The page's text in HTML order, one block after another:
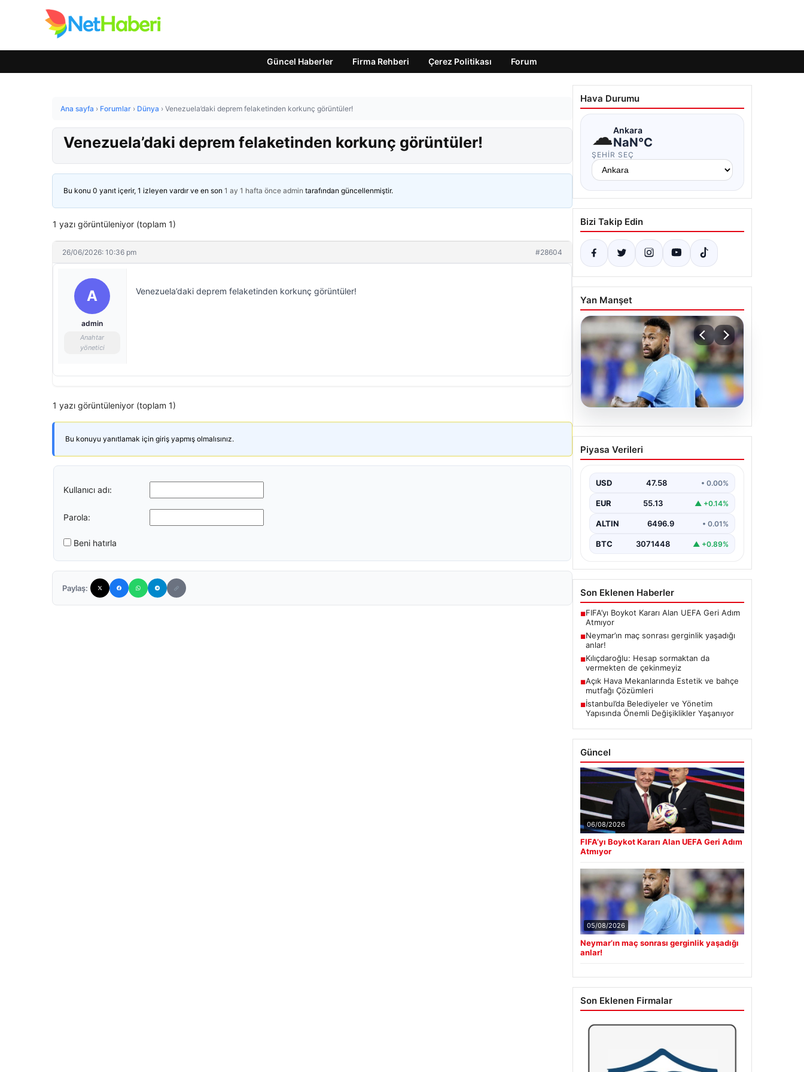
Güncel Haberler Firma Rehberi Çerez Politikası Forum
Ana sayfa › Forumlar › Dünya › Venezuela’daki deprem felaketinden korkunç görüntüler!
Venezuela’daki deprem felaketinden korkunç görüntüler!
Bu konu 0 yanıt içerir, 1 izleyen vardır ve en son 1 ay 1 hafta önce admin tarafından güncellenmiştir.
1 yazı görüntüleniyor (toplam 1)
26/06/2026: 10:36 pm #28604
A
admin
Anahtar
yönetici
Venezuela’daki deprem felaketinden korkunç görüntüler!
1 yazı görüntüleniyor (toplam 1)
Bu konuyu yanıtlamak için giriş yapmış olmalısınız.
Kullanıcı adı:
Parola:
Beni hatırla
Paylaş:
Hava Durumu
☁Ankara
NaN°C
ŞEHIR SEÇ
Bizi Takip Edin
Yan Manşet
05.08.2026
Neymar’ın maç sonrası
gerginlik yaşadığı anlar!
Piyasa Verileri
USD 47.58 • 0.00%
EUR 55.13 ▲ +0.14%
ALTIN 6496.9 • 0.01%
BTC 3071448 ▲ +0.89%
Son Eklenen Haberler
■FIFA’yı Boykot Kararı Alan UEFA Geri Adım
Atmıyor
■Neymar’ın maç sonrası gerginlik yaşadığı
anlar!
■Kılıçdaroğlu: Hesap sormaktan da
vermekten de çekinmeyiz
■Açık Hava Mekanlarında Estetik ve bahçe
mutfağı Çözümleri
■İstanbul’da Belediyeler ve Yönetim
Yapısında Önemli Değişiklikler Yaşanıyor
Güncel
06/08/2026
FIFA’yı Boykot Kararı Alan UEFA Geri Adım
Atmıyor
05/08/2026
Neymar’ın maç sonrası gerginlik yaşadığı
anlar!
Son Eklenen Firmalar